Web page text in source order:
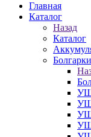
Главная
Каталог
Назад
Каталог